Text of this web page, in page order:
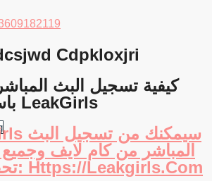
Cdpkloxjri
كيفية تسجيل البث
باستخدام برنامج LeakGirls
المباشر من كام لايف وجميع
تحقق من الرابط: Https://leakgirls.com